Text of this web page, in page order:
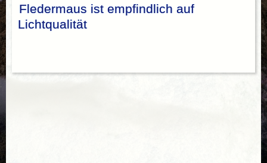
Fledermaus ist empfindlich auf
Lichtqualität